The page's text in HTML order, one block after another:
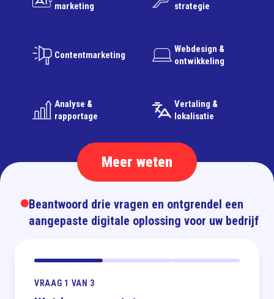
marketing
strategie
Contentmarketing
Webdesign &
ontwikkeling
Analyse &
rapportage
Vertaling &
lokalisatie
Meer weten
Beantwoord drie vragen en ontgrendel een
aangepaste digitale oplossing voor uw bedrijf
VRAAG 1 VAN 3